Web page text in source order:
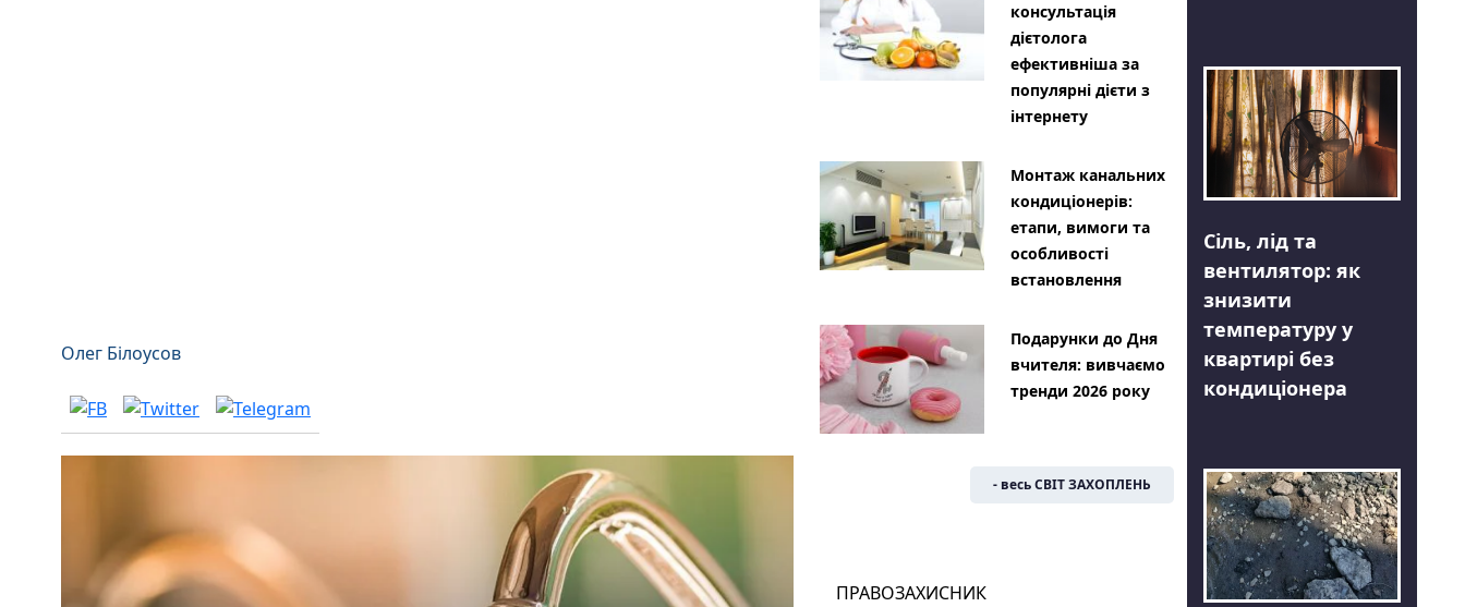
Олег Білоусов
консультація
дієтолога
ефективніша за
популярні дієти з
інтернету
Монтаж канальних
кондиціонерів:
етапи, вимоги та
особливості
встановлення
Подарунки до Дня
вчителя: вивчаємо
тренди 2026 року
- весь СВІТ ЗАХОПЛЕНЬ
ПРАВОЗАХИСНИК
Сіль, лід та
вентилятор: як
знизити
температуру у
квартирі без
кондиціонера